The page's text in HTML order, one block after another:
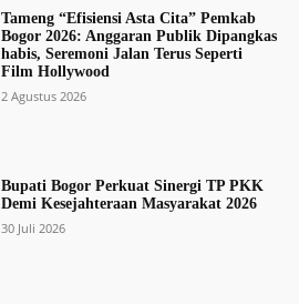
Tameng “Efisiensi Asta Cita” Pemkab
Bogor 2026: Anggaran Publik Dipangkas
habis, Seremoni Jalan Terus Seperti
Film Hollywood
2 Agustus 2026
Bupati Bogor Perkuat Sinergi TP PKK
Demi Kesejahteraan Masyarakat 2026
30 Juli 2026